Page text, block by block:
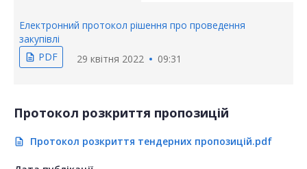
Електронний протокол рішення про проведення
закупівлі
description PDF 29 квітня 2022 09:31
Протокол розкриття пропозицій
description Протокол розкриття тендерних пропозицій.pdf